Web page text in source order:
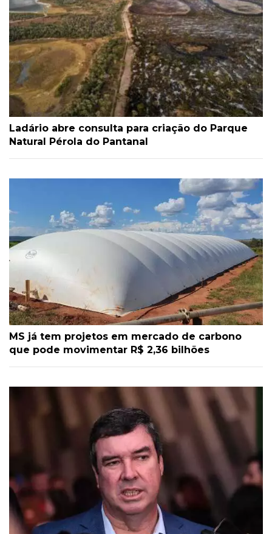
Ladário abre consulta para criação do Parque
Natural Pérola do Pantanal
MS já tem projetos em mercado de carbono
que pode movimentar R$ 2,36 bilhões